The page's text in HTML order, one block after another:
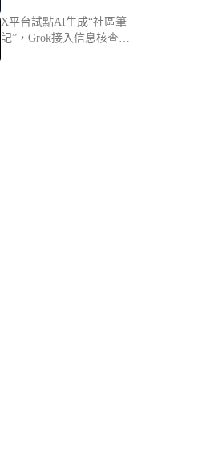
X平台試點AI生成“社區筆
記”，Grok接入信息核查流